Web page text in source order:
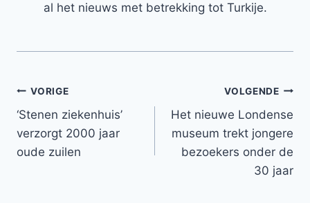
al het nieuws met betrekking tot Turkije.
Bericht
navigatie
VORIGE
‘Stenen ziekenhuis’
verzorgt 2000 jaar
oude zuilen
VOLGENDE
Het nieuwe Londense
museum trekt jongere
bezoekers onder de
30 jaar